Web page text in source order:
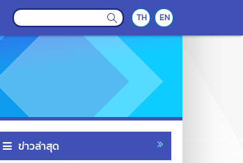
TH EN
ข่าวล่าสุด